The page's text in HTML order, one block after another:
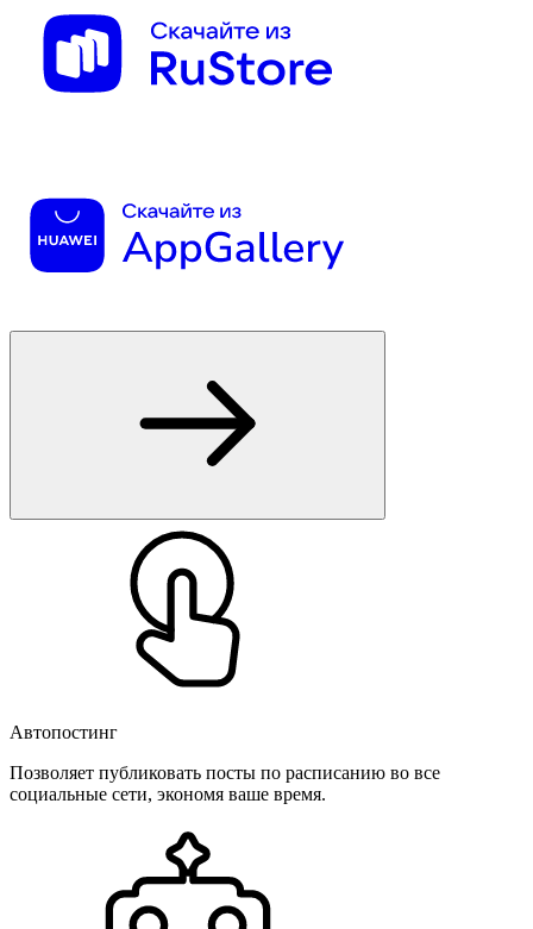
Автопостинг
Позволяет публиковать посты по расписанию во все
социальные сети, экономя ваше время.